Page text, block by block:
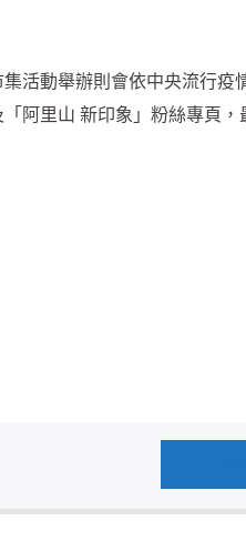
活動舉辦則會依中央流行疫
阿里山 新印象」粉絲專頁，